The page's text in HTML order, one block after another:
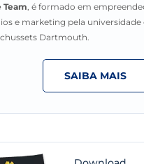
Team , é formado em
e marketing pela universidade
Dartmouth.
SAIBA MAIS